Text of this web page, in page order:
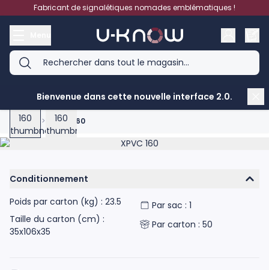
Aller au contenuFabricant de signalétiques nomades emblématiques !
Bienvenue dans cette nouvelle interface 2.0.
Accueil > XPVC 160
Product image gallery - scroll to see more images
View larger image
View larger image
Conditionnement
Poids par carton (kg) : 23.5
Taille du carton (cm) :
35x106x35
Par sac : 1
Par carton : 50